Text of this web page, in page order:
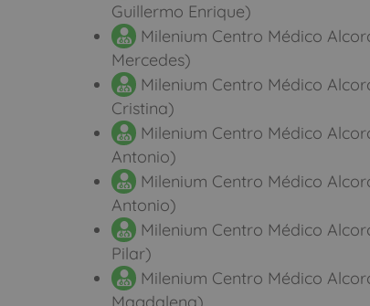
Guillermo Enrique)
Milenium Centro Médico
Mercedes)
Milenium Centro Médico
Cristina)
Milenium Centro Médico
Antonio)
Milenium Centro Médico
Antonio)
Milenium Centro Médico
Pilar)
Milenium Centro Médico